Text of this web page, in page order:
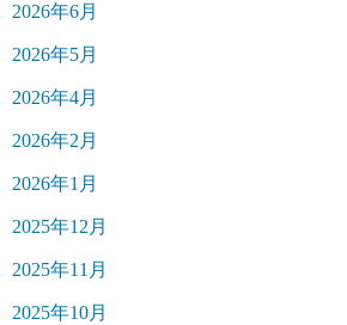
2026年6月
2026年5月
2026年4月
2026年2月
2026年1月
2025年12月
2025年11月
2025年10月